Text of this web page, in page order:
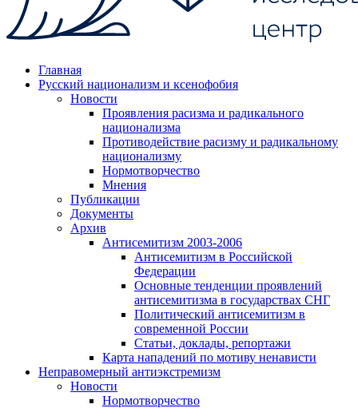
Главная
Русский национализм и ксенофобия
Новости
Проявления расизма и радикального
национализма
Противодействие расизму и радикальному
национализму
Нормотворчество
Мнения
Публикации
Документы
Архив
Антисемитизм 2003-2006
Антисемитизм в Российской
Федерации
Основные тенденции проявлений
антисемитизма в государствах СНГ
Политический антисемитизм в
современной России
Статьи, доклады, репортажи
Карта нападений по мотиву ненависти
Неправомерный антиэкстремизм
Новости
Нормотворчество